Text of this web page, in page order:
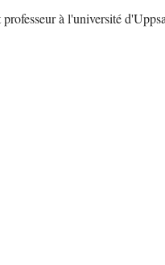
à l'université